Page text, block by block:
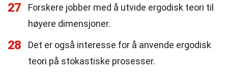
27
Forskere jobber med å utvide ergodisk teori til
høyere dimensjoner.
28
Det er også interesse for å anvende ergodisk
teori på stokastiske prosesser.